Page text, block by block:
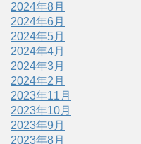
2024年8月
2024年6月
2024年5月
2024年4月
2024年3月
2024年2月
2023年11月
2023年10月
2023年9月
2023年8月